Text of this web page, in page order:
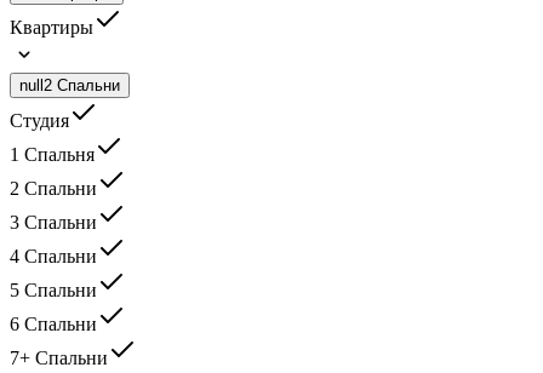
Квартиры
null 2 Спальни
Студия
1 Спальня
2 Спальни
3 Спальни
4 Спальни
5 Спальни
6 Спальни
7+ Спальни